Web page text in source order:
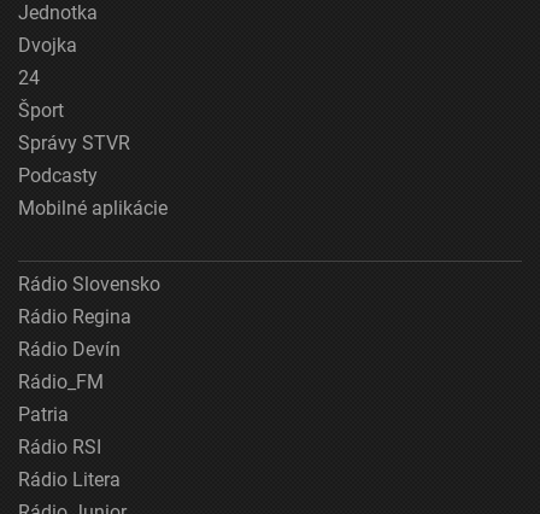
Jednotka
Dvojka
24
Šport
Správy STVR
Podcasty
Mobilné aplikácie
Rádio Slovensko
Rádio Regina
Rádio Devín
Rádio_FM
Patria
Rádio RSI
Rádio Litera